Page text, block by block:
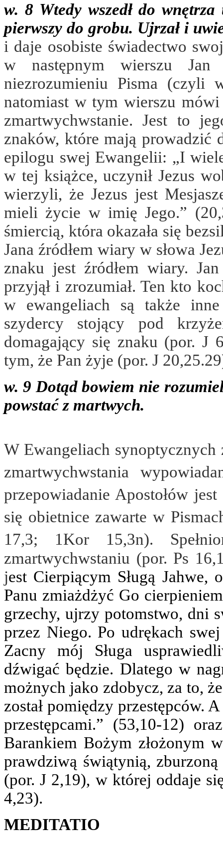
w. 8 Wtedy wszedł do
pierwszy do grobu. Ujrzał i
i daje osobiste świadectwo
w następnym wierszu
niezrozumieniu Pisma (czyli
natomiast w tym wierszu
zmartwychwstanie. Jest to
znaków, które mają prowadzić
epilogu swej Ewangelii: „I
w tej książce, uczynił Jezus
wierzyli, że Jezus jest
mieli życie w imię Jego.”
śmiercią, która okazała się
Jana źródłem wiary w słowa
znaku jest źródłem wiary.
przyjął i zrozumiał. Ten kto
w ewangeliach są także
szydercy stojący pod
domagający się znaku (por. J
tym, że Pan żyje (por. J
w. 9 Dotąd bowiem nie
powstać z martwych.
W Ewangeliach
zmartwychwstania
przepowiadanie Apostołów
się obietnice zawarte w
17,3; 1Kor 15,3n).
zmartwychwstaniu (por. Ps
jest Cierpiącym Sługą Jahwe,
Panu zmiażdżyć Go
grzechy, ujrzy potomstwo, dni
przez Niego. Po udrękach
Zacny mój Sługa
dźwigać będzie. Dlatego w
możnych jako zdobycz, za to,
został pomiędzy przestępców.
przestępcami.” (53,10-12)
Barankiem Bożym złożonym
prawdziwą świątynią,
(por. J 2,19), w której oddaje
4,23).
MEDITATIO